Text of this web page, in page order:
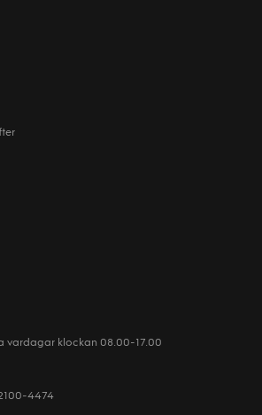
vardagar klockan 08.00-17.00
4474